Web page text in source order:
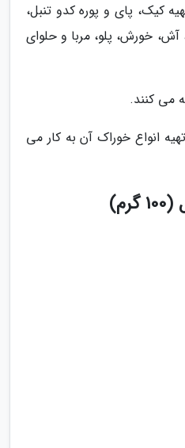
کیک، پای و پوره کدو تنبل،
آش، خورش، پلو، مربا و حلوای
می کنند.
انواع خوراک آن به کار می